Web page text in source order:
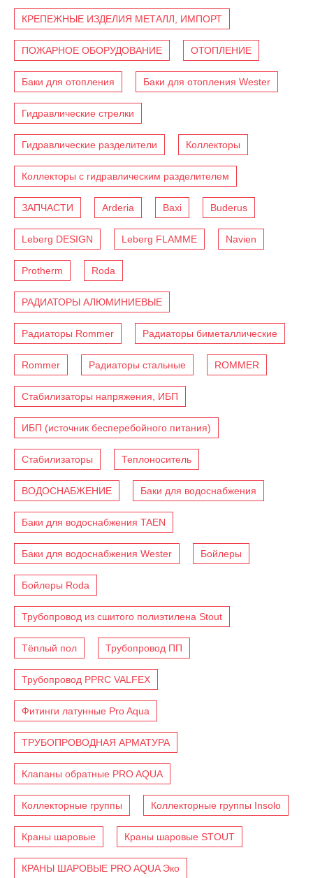
КРЕПЕЖНЫЕ ИЗДЕЛИЯ МЕТАЛЛ, ИМПОРТ
ПОЖАРНОЕ ОБОРУДОВАНИЕ ОТОПЛЕНИЕ
Баки для отопления Баки для отопления Wester
Гидравлические стрелки
Гидравлические разделители Коллекторы
Коллекторы с гидравлическим разделителем
ЗАПЧАСТИ Arderia Baxi Buderus
Leberg DESIGN Leberg FLAMME Navien
Protherm Roda
РАДИАТОРЫ АЛЮМИНИЕВЫЕ
Радиаторы Rommer Радиаторы биметаллические
Rommer Радиаторы стальные ROMMER
Стабилизаторы напряжения, ИБП
ИБП (источник бесперебойного питания)
Стабилизаторы Теплоноситель
ВОДОСНАБЖЕНИЕ Баки для водоснабжения
Баки для водоснабжения TAEN
Баки для водоснабжения Wester Бойлеры
Бойлеры Roda
Трубопровод из сшитого полиэтилена Stout
Тёплый пол Трубопровод ПП
Трубопровод PPRC VALFEX
Фитинги латунные Pro Aqua
ТРУБОПРОВОДНАЯ АРМАТУРА
Клапаны обратные PRO AQUA
Коллекторные группы Коллекторные группы Insolo
Краны шаровые Краны шаровые STOUT
КРАНЫ ШАРОВЫЕ PRO AQUA Эко